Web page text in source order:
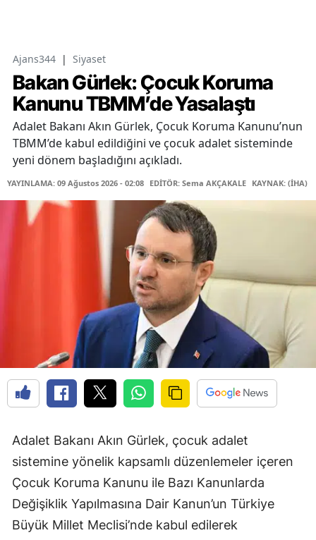
Ajans344 | Siyaset
Bakan Gürlek: Çocuk Koruma
Kanunu TBMM’de Yasalaştı
Adalet Bakanı Akın Gürlek, Çocuk Koruma Kanunu’nun
TBMM’de kabul edildiğini ve çocuk adalet sisteminde
yeni dönem başladığını açıkladı.
YAYINLAMA: 09 Ağustos 2026 - 02:08 EDİTÖR: Sema AKÇAKALE KAYNAK: (İHA)
Adalet Bakanı Akın Gürlek, çocuk adalet
sistemine yönelik kapsamlı düzenlemeler içeren
Çocuk Koruma Kanunu ile Bazı Kanunlarda
Değişiklik Yapılmasına Dair Kanun’un Türkiye
Büyük Millet Meclisi’nde kabul edilerek